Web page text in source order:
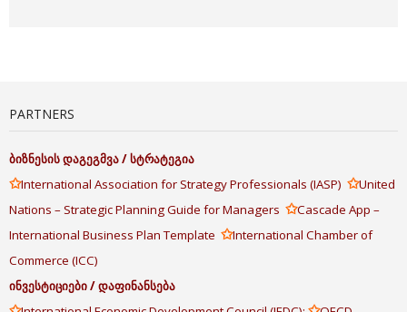
PARTNERS
ბიზნესისდაგეგმვა/სტრატეგია
✩International Association for Strategy Professionals (IASP) ✩United
Nations – Strategic Planning Guide for Managers ✩Cascade App –
International Business Plan Template ✩International Chamber of
Commerce (ICC)
ინვესტიციები/დაფინანსება